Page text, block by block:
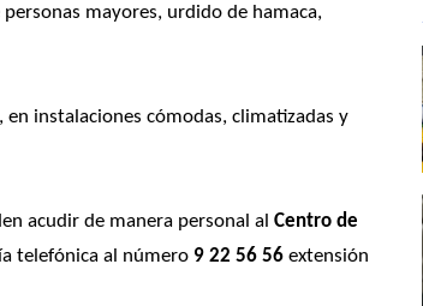
mayores, urdido de hamaca,
instalaciones cómodas, climatizadas y
acudir de manera personal al Centro de
telefónica al número 9 22 56 56